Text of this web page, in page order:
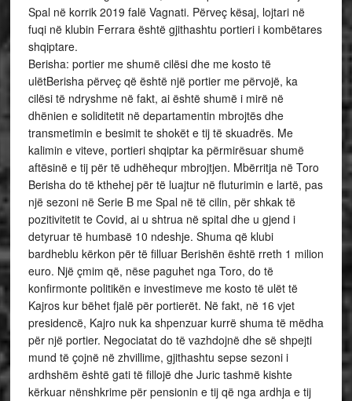
Spal në korrik 2019 falë Vagnati. Përveç kësaj, lojtari në
fuqi në klubin Ferrara është gjithashtu portieri i kombëtares
shqiptare.
Berisha: portier me shumë cilësi dhe me kosto të
ulëtBerisha përveç që është një portier me përvojë, ka
cilësi të ndryshme në fakt, ai është shumë i mirë në
dhënien e soliditetit në departamentin mbrojtës dhe
transmetimin e besimit te shokët e tij të skuadrës. Me
kalimin e viteve, portieri shqiptar ka përmirësuar shumë
aftësinë e tij për të udhëhequr mbrojtjen. Mbërritja në Toro
Berisha do të kthehej për të luajtur në fluturimin e lartë, pas
një sezoni në Serie B me Spal në të cilin, për shkak të
pozitivitetit te Covid, ai u shtrua në spital dhe u gjend i
detyruar të humbasë 10 ndeshje. Shuma që klubi
bardheblu kërkon për të filluar Berishën është rreth 1 milion
euro. Një çmim që, nëse paguhet nga Toro, do të
konfirmonte politikën e investimeve me kosto të ulët të
Kajros kur bëhet fjalë për portierët. Në fakt, në 16 vjet
presidencë, Kajro nuk ka shpenzuar kurrë shuma të mëdha
për një portier. Negociatat do të vazhdojnë dhe së shpejti
mund të çojnë në zhvillime, gjithashtu sepse sezoni i
ardhshëm është gati të fillojë dhe Juric tashmë kishte
kërkuar nënshkrime për pensionin e tij që nga ardhja e tij